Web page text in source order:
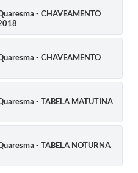
- CHAVEAMENTO
- CHAVEAMENTO
- TABELA MATUTINA
- TABELA NOTURNA